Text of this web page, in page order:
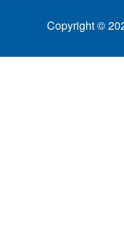
Copyright ©